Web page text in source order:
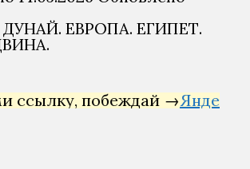
ЕВРОПА. ЕГИПЕТ.
побеждай →Яндекс